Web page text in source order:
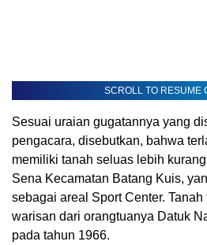
SCROLL TO RESUME
Sesuai uraian gugatannya yang
pengacara, disebutkan, bahwa
memiliki tanah seluas lebih
Sena Kecamatan Batang Kuis,
sebagai areal Sport Center.
warisan dari orangtuanya Datuk
pada tahun 1966.